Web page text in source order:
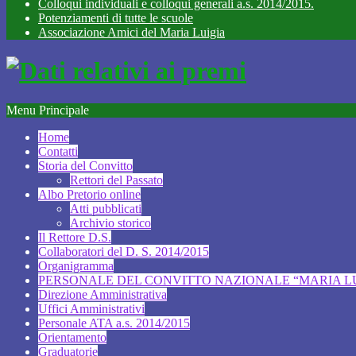
Colloqui individuali e colloqui generali a.s. 2014/2015.
Potenziamenti di tutte le scuole
Associazione Amici del Maria Luigia
Menu Principale
Home
Contatti
Storia del Convitto
Rettori del Passato
Albo Pretorio online
Atti pubblicati
Archivio storico
Il Rettore D.S.
Collaboratori del D. S. 2014/2015
Organigramma
PERSONALE DEL CONVITTO NAZIONALE “MARIA
Direzione Amministrativa
Uffici Amministrativi
Personale ATA a.s. 2014/2015
Orientamento
Graduatorie